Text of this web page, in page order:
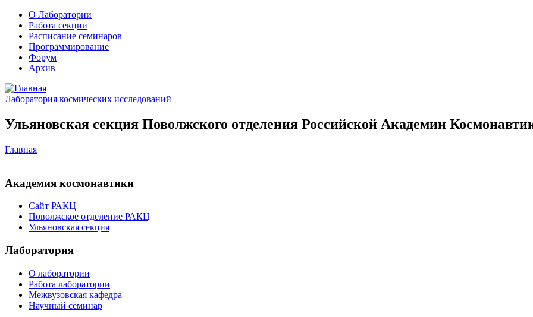
О Лаборатории
Работа секции
Расписание семинаров
Программирование
Форум
Архив
Лаборатория космических исследований
Ульяновская секция Поволжского отделения Российской Академии
Главная
Академия космонавтики
Сайт РАКЦ
Поволжское отделение РАКЦ
Ульяновская секция
Лаборатория
О лаборатории
Работа лаборатории
Межвузовская кафедра
Научный семинар